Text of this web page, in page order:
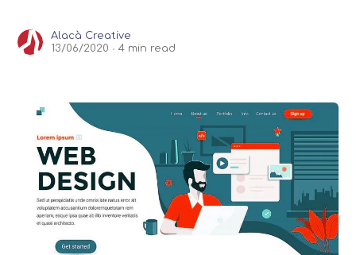
Alacà Creative
13/06/2020
4 min read